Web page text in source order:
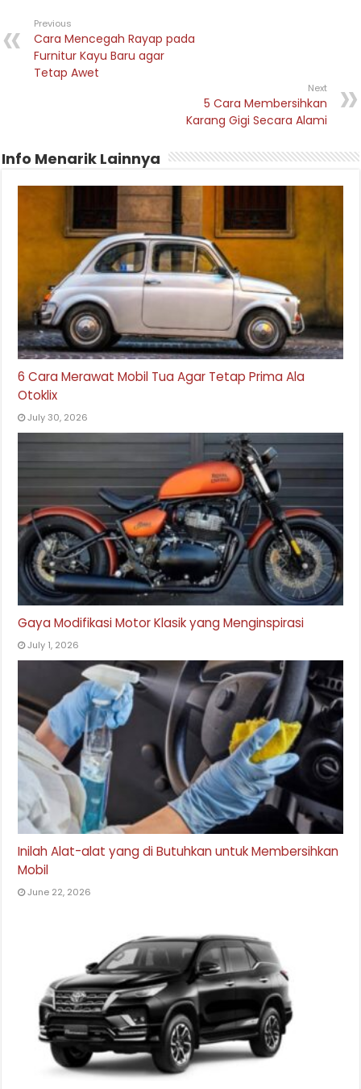
Previous
Cara Mencegah Rayap pada
Furnitur Kayu Baru agar
Tetap Awet
Next
5 Cara Membersihkan
Karang Gigi Secara Alami
Info Menarik Lainnya
6 Cara Merawat Mobil Tua Agar Tetap Prima Ala
Otoklix
July 30, 2026
Gaya Modifikasi Motor Klasik yang Menginspirasi
July 1, 2026
Inilah Alat-alat yang di Butuhkan untuk Membersihkan
Mobil
June 22, 2026